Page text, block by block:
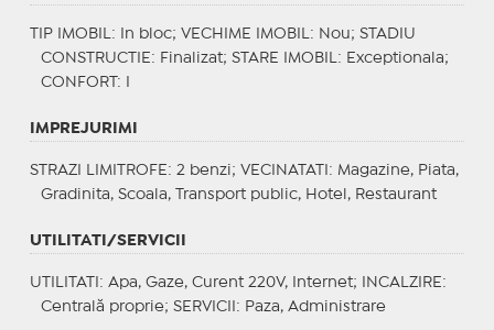
TIP IMOBIL : In bloc; VECHIME IMOBIL : Nou; STADIU
CONSTRUCTIE : Finalizat; STARE IMOBIL : Exceptionala;
CONFORT : I
IMPREJURIMI
STRAZI LIMITROFE : 2 benzi; VECINATATI : Magazine, Piata,
Gradinita, Scoala, Transport public, Hotel, Restaurant
UTILITATI/SERVICII
UTILITATI : Apa, Gaze, Curent 220V, Internet; INCALZIRE :
Centrală proprie; SERVICII : Paza, Administrare